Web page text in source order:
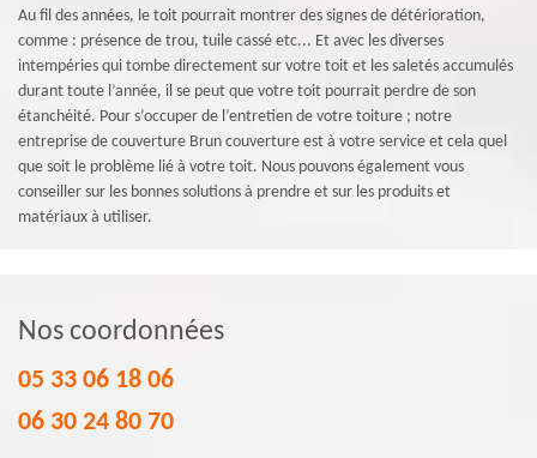
Au fil des années, le toit pourrait montrer des signes de détérioration,
comme : présence de trou, tuile cassé etc... Et avec les diverses
intempéries qui tombe directement sur votre toit et les saletés accumulés
durant toute l’année, il se peut que votre toit pourrait perdre de son
étanchéité. Pour s’occuper de l’entretien de votre toiture ; notre
entreprise de couverture Brun couverture est à votre service et cela quel
que soit le problème lié à votre toit. Nous pouvons également vous
conseiller sur les bonnes solutions à prendre et sur les produits et
matériaux à utiliser.
Nos coordonnées
05 33 06 18 06
06 30 24 80 70